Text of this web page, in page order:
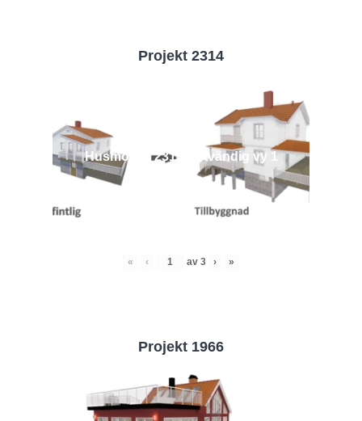
Projekt 2314
Husmodell 2314 - Utvändig vy 1
« ‹ av 3 › »
Projekt 1966